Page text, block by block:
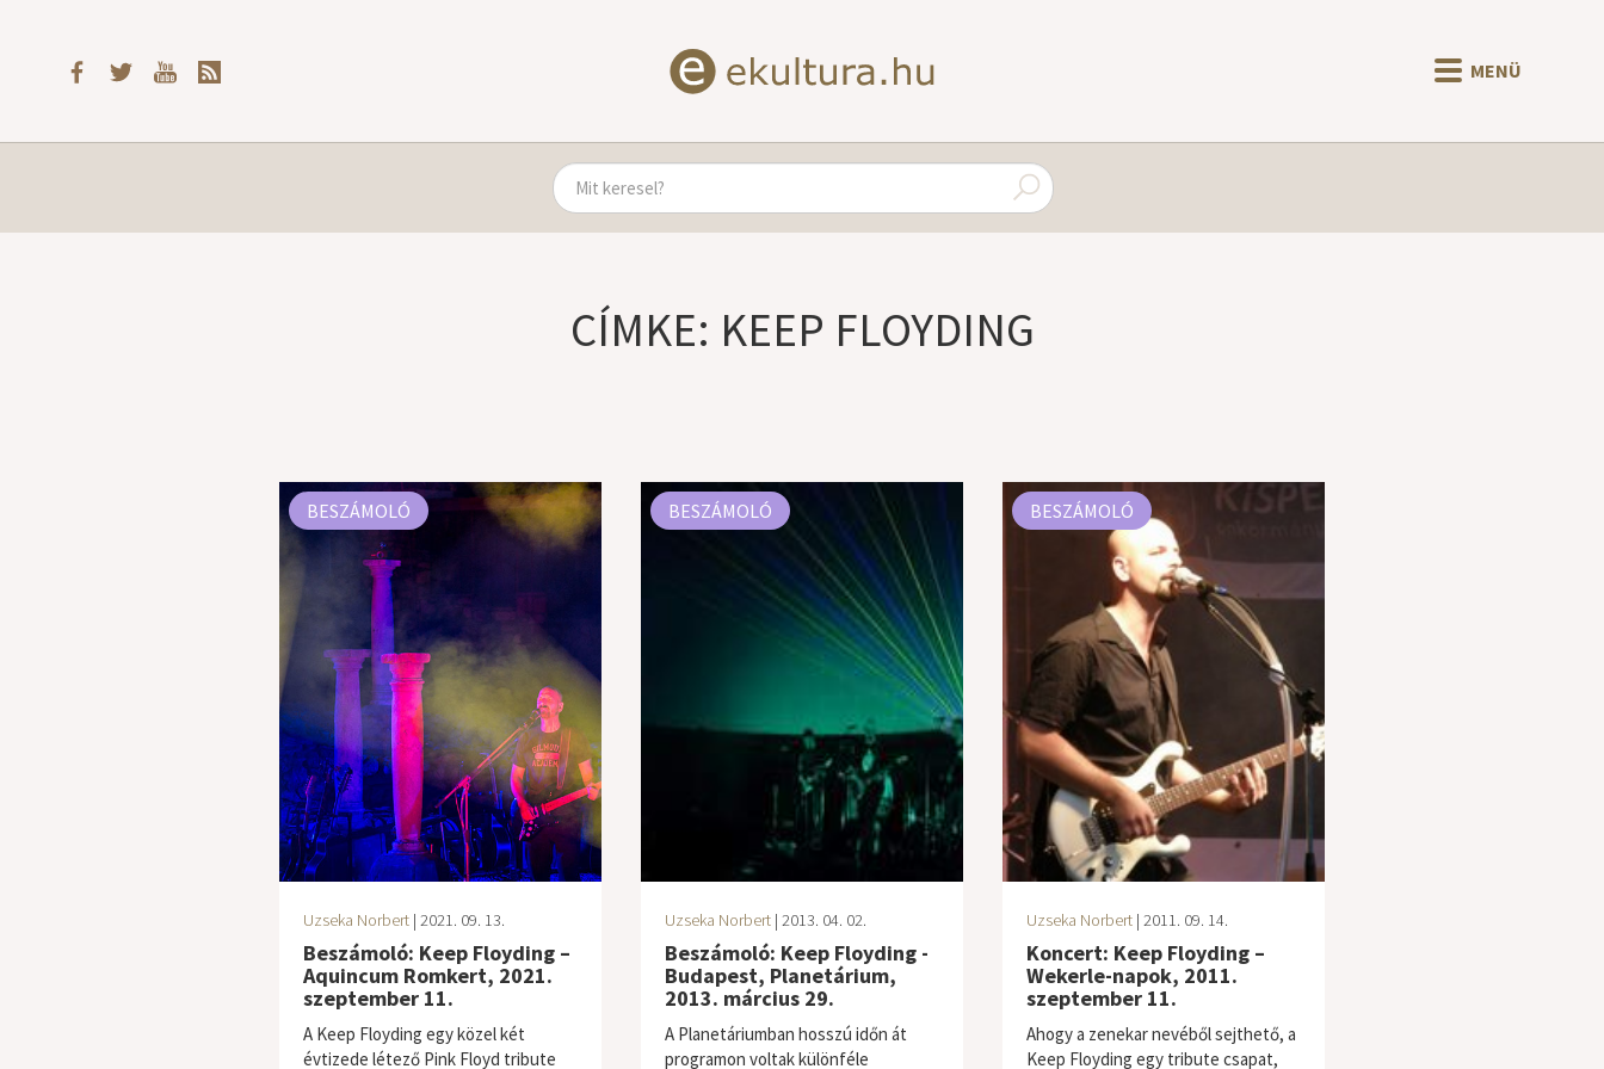
MENÜ
CÍMKE: KEEP FLOYDING
BESZÁMOLÓ
Uzseka Norbert | 2021. 09. 13.
Beszámoló: Keep Floyding –
Aquincum Romkert, 2021.
szeptember 11.
A Keep Floyding egy közel két
évtizede létező Pink Floyd tribute
BESZÁMOLÓ
Uzseka Norbert | 2013. 04. 02.
Beszámoló: Keep Floyding -
Budapest, Planetárium,
2013. március 29.
A Planetáriumban hosszú időn át
programon voltak különféle
BESZÁMOLÓ
Uzseka Norbert | 2011. 09. 14.
Koncert: Keep Floyding –
Wekerle-napok, 2011.
szeptember 11.
Ahogy a zenekar nevéből sejthető, a
Keep Floyding egy tribute csapat,